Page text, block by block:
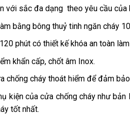
với sắc đa dạng theo yêu cầu của
bằng bông thuỷ tinh ngăn cháy
phút có thiết kế khóa an toàn
khẩn cấp, chốt âm Inox.
chống cháy thoát hiểm để đảm
kiện của cửa chống cháy như
tốt nhất.